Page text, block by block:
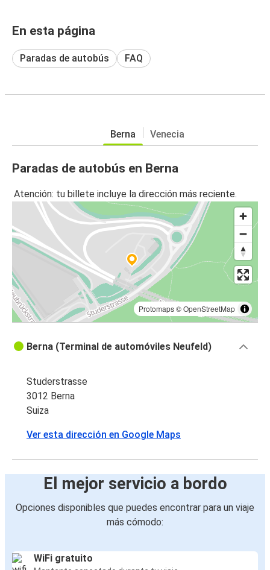
En esta página
Paradas de autobús FAQ
Berna Venecia
Paradas de autobús en Berna
Atención: tu billete incluye la dirección más reciente.
Protomaps©OpenStreetMap
Berna (Terminal de automóviles Neufeld)
Studerstrasse
3012 Berna
Suiza
Ver esta dirección en Google Maps
El mejor servicio a bordo
Opciones disponibles que puedes encontrar para un viaje
más cómodo:
WiFi gratuito